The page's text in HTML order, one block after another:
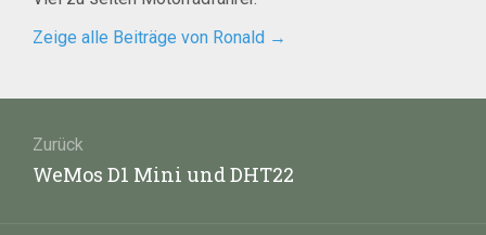
Zeige alle Beiträge von Ronald →
Zurück
Vorheriger
WeMos D1 Mini und DHT22